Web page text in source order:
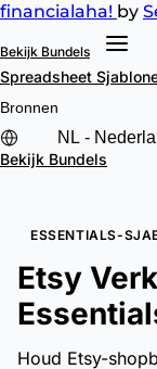
financialaha! by
Bekijk Bundels
Spreadsheet
Bronnen
Bekijk Bundels
ESSENTIALS-
Etsy
Houd Etsy-